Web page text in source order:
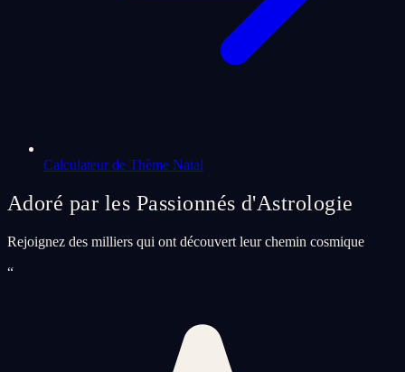
Calculateur de Thème Natal
Adoré par les Passionnés d'Astrologie
Rejoignez des milliers qui ont découvert leur chemin cosmique
“